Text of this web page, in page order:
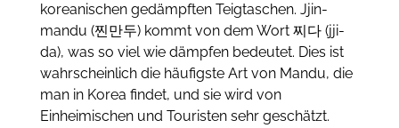
koreanischen gedämpften Teigtaschen. Jjin-
mandu (찐만두) kommt von dem Wort 찌다 (jji-
da), was so viel wie dämpfen bedeutet. Dies ist
wahrscheinlich die häufigste Art von Mandu, die
man in Korea findet, und sie wird von
Einheimischen und Touristen sehr geschätzt.